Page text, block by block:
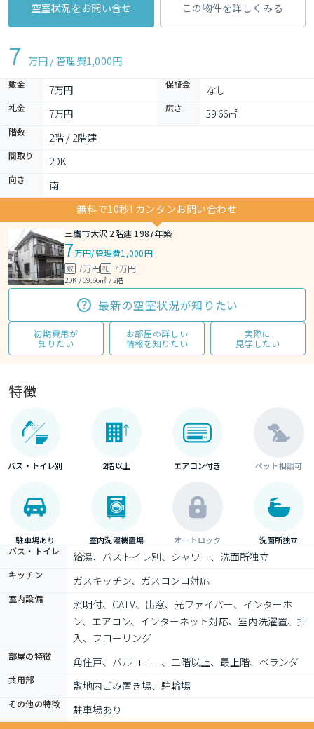
空室状況をお問い合せ この物件を詳しくみる
7 万円 / 管理費1,000円
敷金 7万円 保証金 なし
礼金 7万円 広さ 39.66㎡
階数 2階 / 2階建
間取り 2DK
向き
南
無料で10秒! カンタンお問い合わせ
三鷹市大沢 2階建 1987年築
7万円/管理費1,000円
敷 7万円礼 7万円
2DK / 39.66㎡ / 2階
最新の空室状況が知りたい
初期費用が
知りたい
お部屋の詳しい
情報を知りたい
実際に
見学したい
特徴
バス・トイレ別 2階以上 エアコン付き ペット相談可
駐車場あり 室内洗濯機置場 オートロック 洗面所独立
バス・トイレ 給湯、バストイレ別、シャワー、洗面所独立
キッチン ガスキッチン、ガスコンロ対応
室内設備
照明付、CATV、出窓、光ファイバー、インターホ
ン、エアコン、インターネット対応、室内洗濯置、押
入、フローリング
部屋の特徴 角住戸、バルコニー、二階以上、最上階、ベランダ
共用部 敷地内ごみ置き場、駐輪場
その他の特徴
駐車場あり